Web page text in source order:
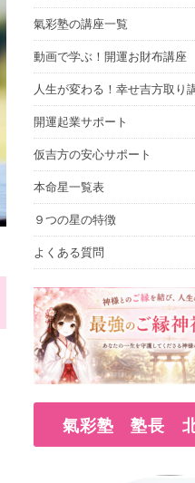
氣彩塾の講座一覧
動画で学ぶ！開運お財布講座
人生が変わる！幸せ吉方取り
開運起業サポート
仮吉方の安心サポート
本命星一覧表
９つの星の特徴
よくある質問
氣彩塾 塾長